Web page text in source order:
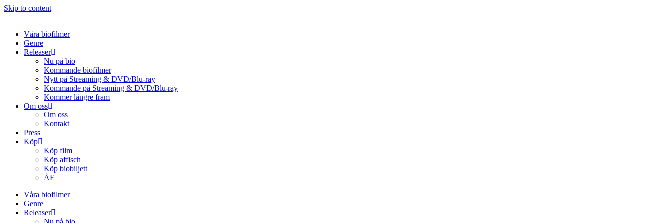
Skip to content
Våra biofilmer
Genre
Releaser
Nu på bio
Kommande biofilmer
Nytt på Streaming & DVD/Blu-ray
Kommande på Streaming & DVD/Blu-ray
Kommer längre fram
Om oss
Om oss
Kontakt
Press
Köp
Köp film
Köp affisch
Köp biobiljett
ÅF
Våra biofilmer
Genre
Releaser
Nu på bio